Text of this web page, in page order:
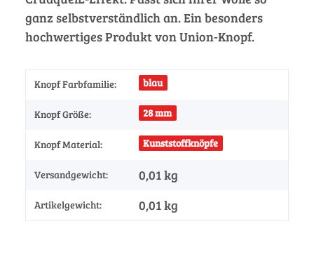
ganz selbstverständlich an. Ein besonders
hochwertiges Produkt von Union-Knopf.
Knopf Farbfamilie: blau
Knopf Größe: 28 mm
Knopf Material: Kunststoffknöpfe
Versandgewicht: 0,01 kg
Artikelgewicht: 0,01kg